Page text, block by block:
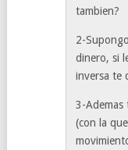
tambien?
2-
dinero, si
inversa te
3-Ademas
(con la